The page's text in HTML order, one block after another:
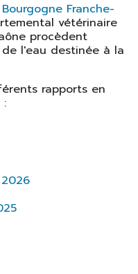
Franche-
vétérinaire
procèdent
l'eau destinée à la
rapports en